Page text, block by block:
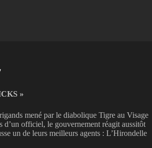
»
mené par le diabolique Tigre au Visage
d’un officiel, le gouvernement réagit aussitôt
un de leurs meilleurs agents : L’Hirondelle